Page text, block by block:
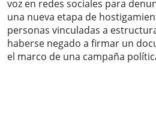
voz en redes sociales para
una nueva etapa de
personas vinculadas a
haberse negado a firmar un
el marco de una campaña